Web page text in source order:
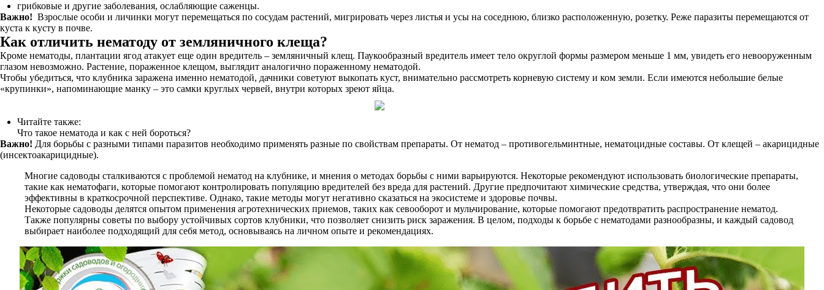
грибковые и другие заболевания, ослабляющие саженцы.
Важно! Взрослые особи и личинки могут перемещаться по сосудам растений, мигрировать через листья и усы на соседнюю, близко расположенную, розетку. Реже паразиты перемещаются от
куста к кусту в почве.
Как отличить нематоду от земляничного клеща?
Кроме нематоды, плантации ягод атакует еще один вредитель – земляничный клещ. Паукообразный вредитель имеет тело округлой формы размером меньше 1 мм, увидеть его невооруженным
глазом невозможно. Растение, пораженное клещом, выглядит аналогично пораженному нематодой.
Чтобы убедиться, что клубника заражена именно нематодой, дачники советуют выкопать куст, внимательно рассмотреть корневую систему и ком земли. Если имеются небольшие белые
«крупинки», напоминающие манку – это самки круглых червей, внутри которых зреют яйца.
Читайте также:
Что такое нематода и как с ней бороться?
Важно! Для борьбы с разными типами паразитов необходимо применять разные по свойствам препараты. От нематод – противогельминтные, нематоцидные составы. От клещей – акарицидные
(инсектоакарицидные).
Многие садоводы сталкиваются с проблемой нематод на клубнике, и мнения о методах борьбы с ними варьируются. Некоторые рекомендуют использовать биологические препараты,
такие как нематофаги, которые помогают контролировать популяцию вредителей без вреда для растений. Другие предпочитают химические средства, утверждая, что они более
эффективны в краткосрочной перспективе. Однако, такие методы могут негативно сказаться на экосистеме и здоровье почвы.
Некоторые садоводы делятся опытом применения агротехнических приемов, таких как севооборот и мульчирование, которые помогают предотвратить распространение нематод.
Также популярны советы по выбору устойчивых сортов клубники, что позволяет снизить риск заражения. В целом, подходы к борьбе с нематодами разнообразны, и каждый садовод
выбирает наиболее подходящий для себя метод, основываясь на личном опыте и рекомендациях.